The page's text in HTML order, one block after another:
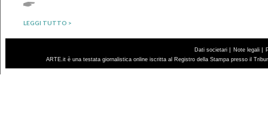
LEGGI TUTTO >
Dati societari | Note legali |
ARTE.it è una testata giornalistica online iscritta al Registro della Stampa presso il